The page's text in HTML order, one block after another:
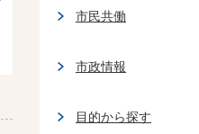
市民共働
市政情報
目的から探す